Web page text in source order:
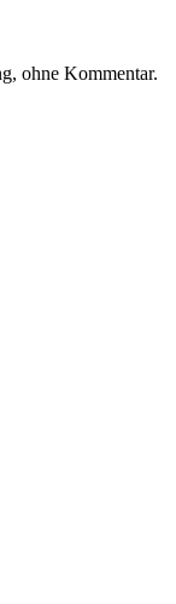
ohne Kommentar.